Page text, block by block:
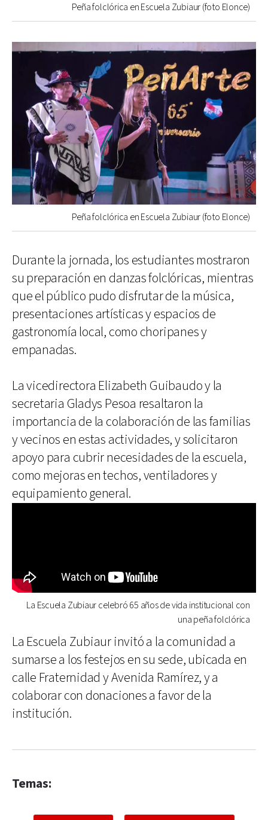
Peña folclórica en Escuela Zubiaur (foto Elonce)
Peña folclórica en Escuela Zubiaur (foto Elonce)
Durante la jornada, los estudiantes mostraron
su preparación en danzas folclóricas, mientras
que el público pudo disfrutar de la música,
presentaciones artísticas y espacios de
gastronomía local, como choripanes y
empanadas.
La vicedirectora Elizabeth Guibaudo y la
secretaria Gladys Pesoa resaltaron la
importancia de la colaboración de las familias
y vecinos en estas actividades, y solicitaron
apoyo para cubrir necesidades de la escuela,
como mejoras en techos, ventiladores y
equipamiento general.
La Escuela Zubiaur celebró 65 años de vida institucional con
una peña folclórica
La Escuela Zubiaur invitó a la comunidad a
sumarse a los festejos en su sede, ubicada en
calle Fraternidad y Avenida Ramírez, y a
colaborar con donaciones a favor de la
institución.
Temas: